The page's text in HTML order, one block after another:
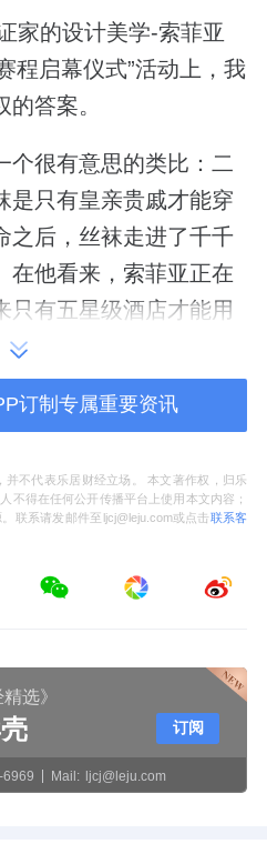
家的设计美学-索菲亚
程启幕仪式”活动上，我
答案。
个很有意思的类比：二
是只有皇亲贵戚才能穿
之后，丝袜走进了千千
在他看来，索菲亚正在
只有五星级酒店才能用
，“走进千家万户”。
制意味着高昂的成本。
装费到漫长的等待期
着一种“阶级感”。但
从“整家定制”升级为
战略名词的更换，更是
品的供应商”变成“用
订制专属重要资讯
并不代表乐居财经立场。 本文著作权，归乐
不得在任何公开传播平台上使用本文内容；
联系请发邮件至ljcj@leju.com或点击联系客
选》
6969 Mail: ljcj@leju.com
订阅